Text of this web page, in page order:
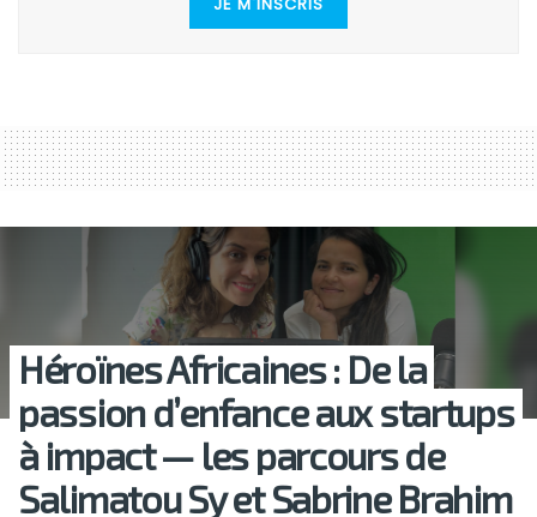
Héroïnes Africaines : De la
passion d’enfance aux startups
à impact — les parcours de
Salimatou Sy et Sabrine Brahim